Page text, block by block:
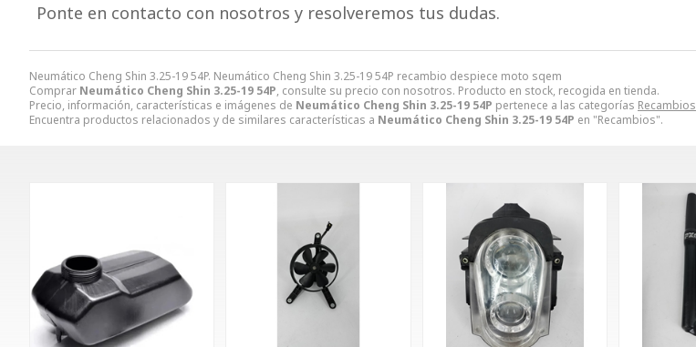
Neumático Cheng Shin 3.25-19 54P. Neumático Cheng Shin 3.25-19 54P recambio despiece moto sqem
Comprar Neumático Cheng Shin 3.25-19 54P, consulte su precio con nosotros. Producto en stock, recogida en tienda.
Precio, información, características e imágenes de Neumático Cheng Shin 3.25-19 54P pertenece a las categorías Recambios
Encuentra productos relacionados y de similares características a Neumático Cheng Shin 3.25-19 54P en "Recambios".
Ponte en contacto con nosotros y resolveremos tus dudas.